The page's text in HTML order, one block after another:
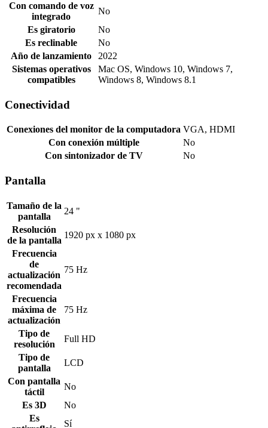
Con comando de voz
integrado
No
Es giratorio
No
Es reclinable
No
Año de lanzamiento
2022
Sistemas operativos
compatibles
Mac OS, Windows 10, Windows 7,
Windows 8, Windows 8.1
Conectividad
Conexiones del monitor de la computadora VGA, HDMI
Con conexión múltiple
No
Con sintonizador de TV
No
Pantalla
Tamaño de la
pantalla
24 "
Resolución
de la pantalla
1920 px x 1080 px
Frecuencia
de
actualización
recomendada
75 Hz
Frecuencia
máxima de
actualización
75 Hz
Tipo de
resolución
Full HD
Tipo de
pantalla
LCD
Con pantalla
táctil
No
Es 3D
No
Es
Sí